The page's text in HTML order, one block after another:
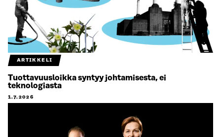
ARTIKKELI
Tuottavuusloikka syntyy johtamisesta, ei
teknologiasta
1.7.2026